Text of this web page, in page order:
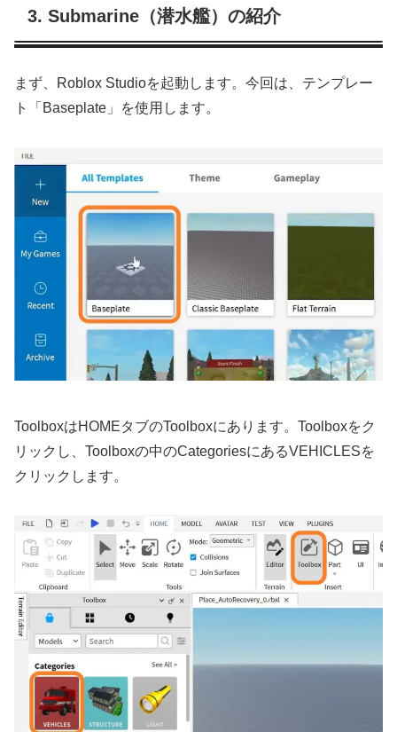
3. Submarine（潜水艦）の紹介
まず、Roblox Studioを起動します。今回は、テンプレー
ト「Baseplate」を使用します。
ToolboxはHOMEタブのToolboxにあります。Toolboxをク
リックし、Toolboxの中のCategoriesにあるVEHICLESを
クリックします。